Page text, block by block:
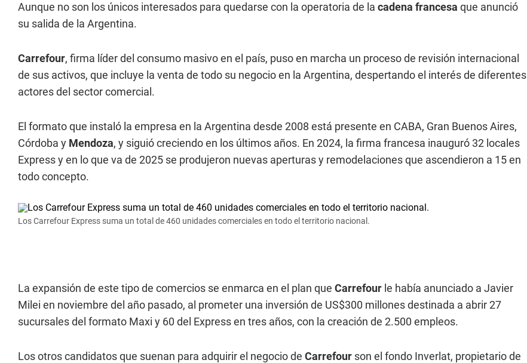
Aunque no son los únicos interesados para quedarse con la operatoria de la cadena francesa que anunció
su salida de la Argentina.
Carrefour, firma líder del consumo masivo en el país, puso en marcha un proceso de revisión internacional
de sus activos, que incluye la venta de todo su negocio en la Argentina, despertando el interés de diferentes
actores del sector comercial.
El formato que instaló la empresa en la Argentina desde 2008 está presente en CABA, Gran Buenos Aires,
Córdoba y Mendoza, y siguió creciendo en los últimos años. En 2024, la firma francesa inauguró 32 locales
Express y en lo que va de 2025 se produjeron nuevas aperturas y remodelaciones que ascendieron a 15 en
todo concepto.
Los Carrefour Express suma un total de 460 unidades comerciales en todo el territorio nacional.
La expansión de este tipo de comercios se enmarca en el plan que Carrefour le había anunciado a Javier
Milei en noviembre del año pasado, al prometer una inversión de US$300 millones destinada a abrir 27
sucursales del formato Maxi y 60 del Express en tres años, con la creación de 2.500 empleos.
Los otros candidatos que suenan para adquirir el negocio de Carrefour son el fondo Inverlat, propietario de